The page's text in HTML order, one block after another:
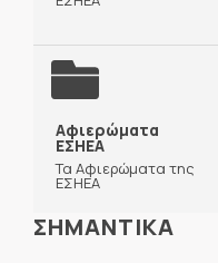
Αφιερώματα
ΕΣΗΕΑ
Τα Αφιερώματα της
ΕΣΗΕΑ
ΣΗΜΑΝΤΙΚΑ